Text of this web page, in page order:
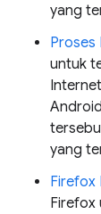
yang
Proses
untuk
yang
Firefox
Firefox